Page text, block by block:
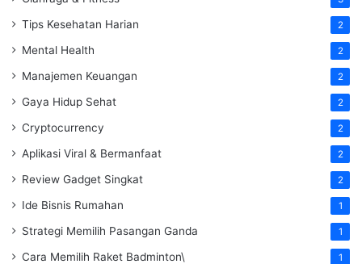
Tips Kesehatan Harian 2
Mental Health 2
Manajemen Keuangan 2
Gaya Hidup Sehat 2
Cryptocurrency 2
Aplikasi Viral & Bermanfaat 2
Review Gadget Singkat 2
Ide Bisnis Rumahan 1
Strategi Memilih Pasangan Ganda 1
Cara Memilih Raket Badminton\ 1